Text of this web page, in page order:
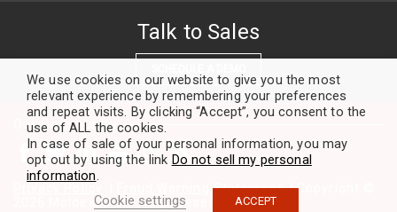
Talk to Sales
Our Community
Fraud Warning Statement| Copyright ©
2026 Moldex3D. All rights reserved.
We use cookies on our website to give you the most
relevant experience by remembering your preferences
and repeat visits. By clicking “Accept”, you consent to the
use of ALL the cookies.
In case of sale of your personal information, you may
opt out by using the link Do not sell my personal
information.
Cookie settings
ACCEPT